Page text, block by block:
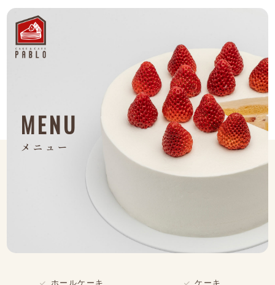
MENU
メニュー
ホールケーキ ケーキ